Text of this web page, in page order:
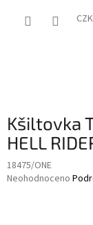
CZK
Kšiltovka
HELL
18475/ONE
Průměrné
Neohodnoceno